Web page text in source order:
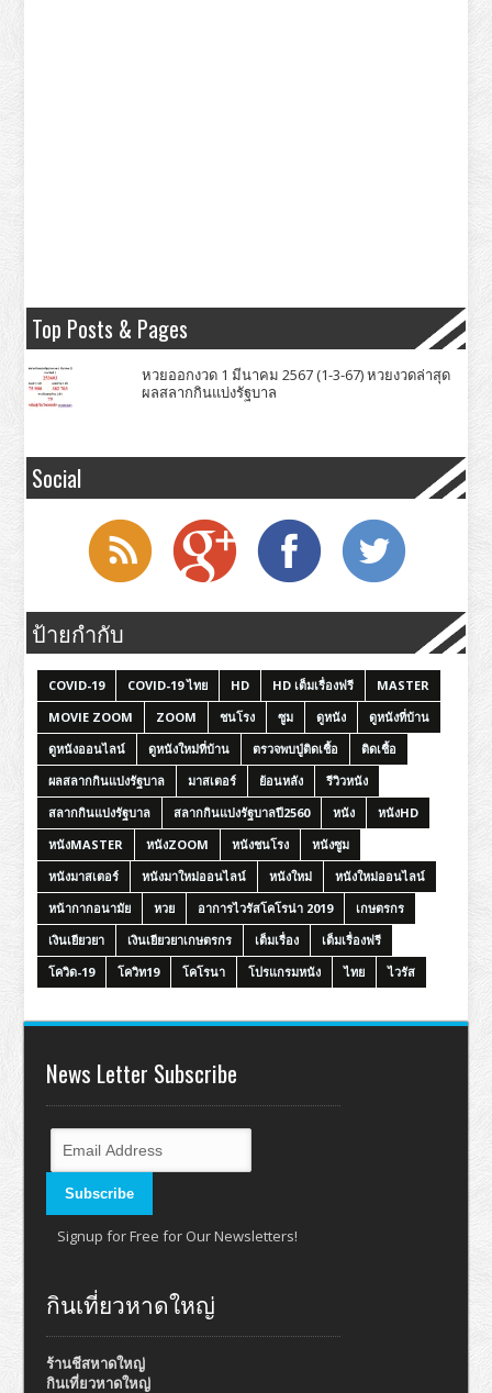
Top Posts & Pages
หวยออกงวด 1 มีนาคม 2567 (1-3-67) หวยงวดล่าสุด
ผลสลากกินแบ่งรัฐบาล
Social
ป้ายกำกับ
COVID-19 COVID-19 ไทย HD HD เต็มเรื่องฟรี
MASTER
MOVIE ZOOM
ZOOM ชนโรง ซูม ดูหนัง
ดูหนังที่บ้าน
ดูหนังออนไลน์
ดูหนังใหม่ที่บ้าน ตรวจพบปู่ติดเชื้อ
ติดเชื้อ
ผลสลากกินแบ่งรัฐบาล
มาสเตอร์ ย้อนหลัง
รีวิวหนัง
สลากกินแบ่งรัฐบาล
สลากกินแบ่งรัฐบาลปี2560 หนัง
หนังHD
หนังMASTER
หนังZOOM หนังชนโรง
หนังซูม
หนังมาสเตอร์
หนังมาใหม่ออนไลน์ หนังใหม่
หนังใหม่ออนไลน์
หน้ากากอนามัย
หวย อาการไวรัสโคโรน่า 2019
เกษตรกร
เงินเยียวยา
เงินเยียวยาเกษตรกร เต็มเรื่อง
เต็มเรื่องฟรี
โควิด-19
โควิท19 โคโรนา โปรแกรมหนัง ไทย ไวรัส
News Letter Subscribe
Signup for Free for Our Newsletters!
กินเที่ยวหาดใหญ่
ร้านชีสหาดใหญ่
กินเที่ยวหาดใหญ่